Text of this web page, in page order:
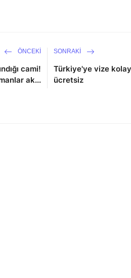
ÖNCEKI
cami!
ak...
SONRAKI
Türkiye'ye vize
ücretsiz